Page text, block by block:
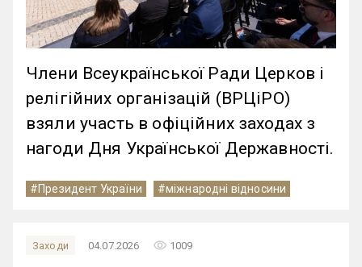
Члени Всеукраїнської Ради Церков і
релігійних організацій (ВРЦіРО)
взяли участь в офіційних заходах з
нагоди Дня Української Державності.
#Президент України #міжнародні відносини
Заходи 04.07.2026 remove_red_eye 1009